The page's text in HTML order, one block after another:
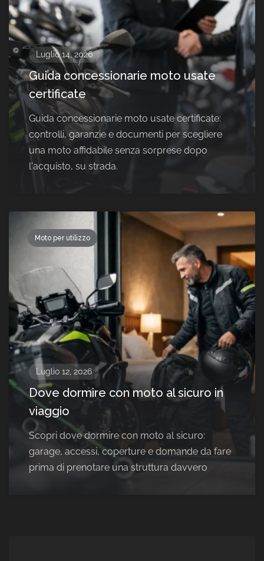
Luglio 14, 2026
Guida concessionarie moto usate
certificate
Guida concessionarie moto usate certificate:
controlli, garanzie e documenti per scegliere
una moto affidabile senza sorprese dopo
l'acquisto, su strada.
Moto per utilizzo
Luglio 12, 2026
Dove dormire con moto al sicuro in
viaggio
Scopri dove dormire con moto al sicuro:
garage, accessi, coperture e domande da fare
prima di prenotare una struttura davvero